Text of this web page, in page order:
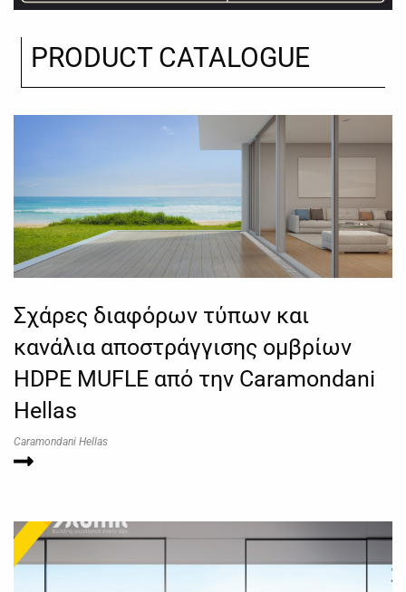
PRODUCT CATALOGUE
Σχάρες διαφόρων τύπων και
κανάλια αποστράγγισης ομβρίων
HDPE MUFLE από την Caramondani
Hellas
Caramondani Hellas